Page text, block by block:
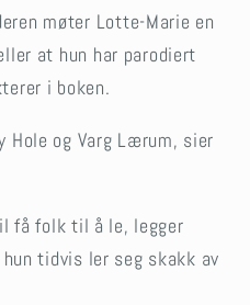
møter Lotte-Marie en
at hun har parodiert
i boken.
Hole og Varg Lærum, sier
få folk til å le, legger
tidvis ler seg skakk av